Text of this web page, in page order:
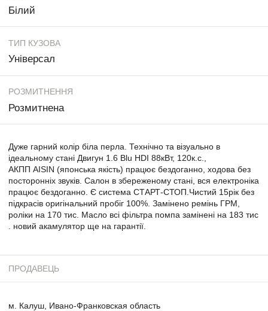
Білий
ТИП КУЗОВА
Універсал
РОЗМИТНЕННЯ
Розмитнена
Дуже гарний колір біла перла. Технічно та візуально в
ідеальному стані Двигун 1.6 Blu HDI 88кВт, 120к.с.,
АКПП AISIN (японська якість) працює бездоганно, ходова без
посторонніх звуків. Салон в збереженому стані, вся електроніка
працює бездоганно. Є система СТАРТ-СТОП.Чистий 15рік без
підкрасів оригінальний пробіг 100%. Замінено ремінь ГРМ,
роліки на 170 тис. Масло всі фільтра помпа замінені на 183 тис
. новий акамулятор ще на гарантії.
ПРОДАВЕЦЬ
м. Калуш, Ивано-Франковская область